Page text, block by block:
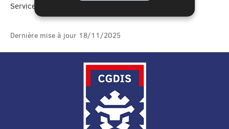
Service zonal formations - 49771-3030
Dernière mise à jour 18/11/2025